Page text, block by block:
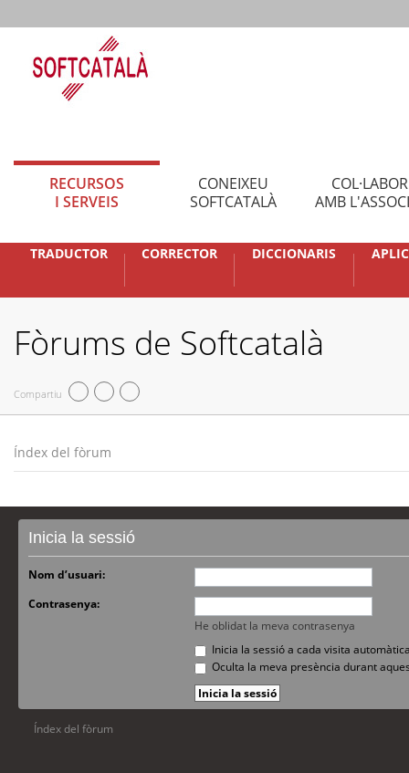
RECURSOS
I SERVEIS
CONEIXEU
SOFTCATALÀ
AMB
TRADUCTOR CORRECTOR DICCIONARIS
Fòrums de Softcatalà
Compartiu
Índex del fòrum
Inicia la sessió
Nom d’usuari:
Contrasenya:
He oblidat la meva contrasenya
Inicia la sessió a cada visita
Oculta la meva presència durant
Índex del fòrum